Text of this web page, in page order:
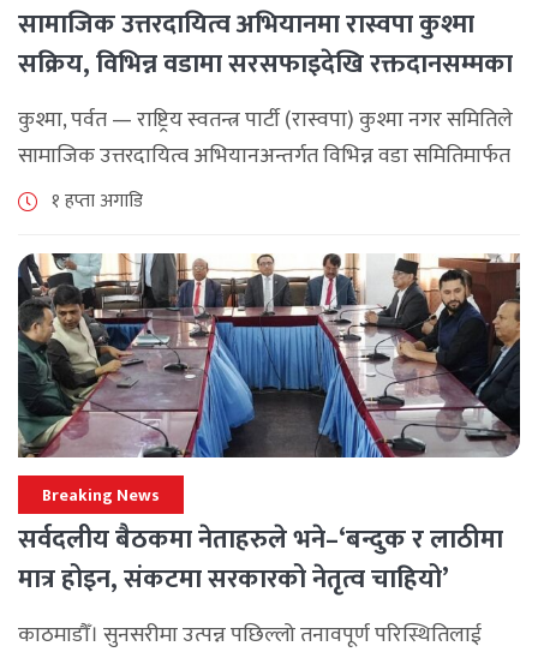
सामाजिक उत्तरदायित्व अभियानमा रास्वपा कुश्मा
सक्रिय, विभिन्न वडामा सरसफाइदेखि रक्तदानसम्मका
कार्यक्रम
कुश्मा, पर्वत — राष्ट्रिय स्वतन्त्र पार्टी (रास्वपा) कुश्मा नगर समितिले
सामाजिक उत्तरदायित्व अभियानअन्तर्गत विभिन्न वडा समितिमार्फत
समुदाय केन्द्रित र सेवामूलक कार्यक्रम सञ्चालन गरिरहेको जनाएको
१ हप्ता अगाडि
Breaking News
सर्वदलीय बैठकमा नेताहरुले भने–‘बन्दुक र लाठीमा
मात्र होइन, संकटमा सरकारको नेतृत्व चाहियो’
काठमाडौँ। सुनसरीमा उत्पन्न पछिल्लो तनावपूर्ण परिस्थितिलाई